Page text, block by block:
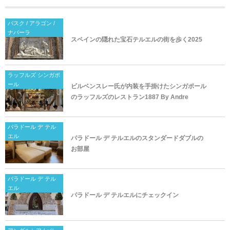
バスク / アラゴン /
ナバーラ
スペインの隠れた宝石テルエルの街を歩く2025
ラッフルズ シンガポ
ール
ビルベンスレー氏が内装を手掛けたシンガポール
のラッフルズのレストラン1887 By Andre
パラドール デ テル
エル
パラドール デ テルエルのスタンダードダブルの
お部屋
パラドール デ テル
エル
パラドール デ テルエルにチェックイン